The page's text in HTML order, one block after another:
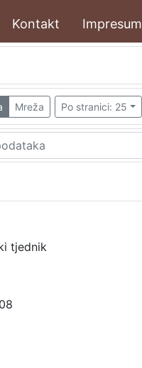
Kontakt Impresum
Mreža Po stranici: 25
tjednik